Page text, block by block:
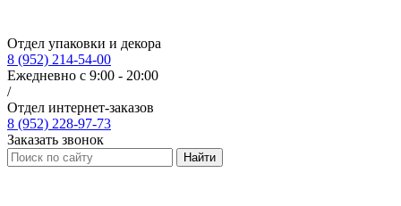
Отдел упаковки и декора
8 (952) 214-54-00
Ежедневно с 9:00 - 20:00
/
Отдел интернет-заказов
8 (952) 228-97-73
Заказать звонок
Найти